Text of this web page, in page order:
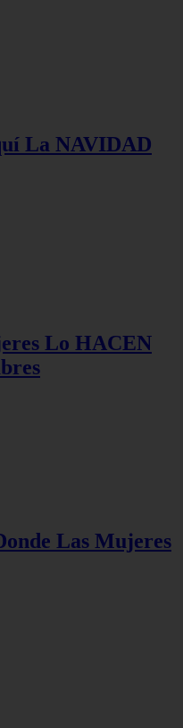
La NAVIDAD
Lo HACEN
Las Mujeres